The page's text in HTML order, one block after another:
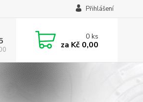
Přihlášení
0ks
za Kč 0,00